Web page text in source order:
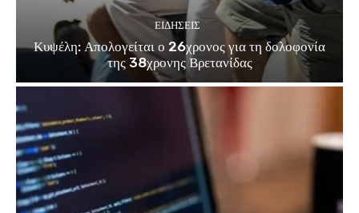
ΕΙΔΗΣΕΙΣ
Κυψέλη: Απολογείται ο 26χρονος για τη δολοφονία
της 38χρονης Βρετανίδας